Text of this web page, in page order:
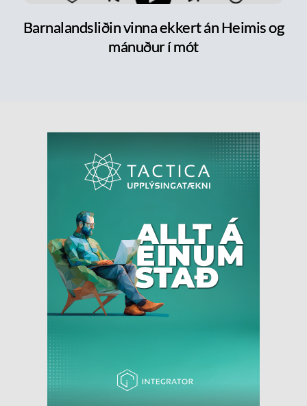
Barnalandsliðin vinna ekkert án Heimis og
mánuður í mót